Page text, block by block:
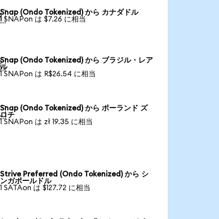
Snap (Ondo Tokenized) から カナダドル
1 SNAPon は $7.26 に相当
Snap (Ondo Tokenized) から ブラジル・レア
ル
1 SNAPon は R$26.54 に相当
Snap (Ondo Tokenized) から ポーランド ズ
ロチ
1 SNAPon は zł 19.35 に相当
Strive Preferred (Ondo Tokenized) から シ
ンガポールドル
1 SATAon は $127.72 に相当